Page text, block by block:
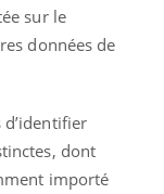
sur le
données de
d’identifier
dont
importé